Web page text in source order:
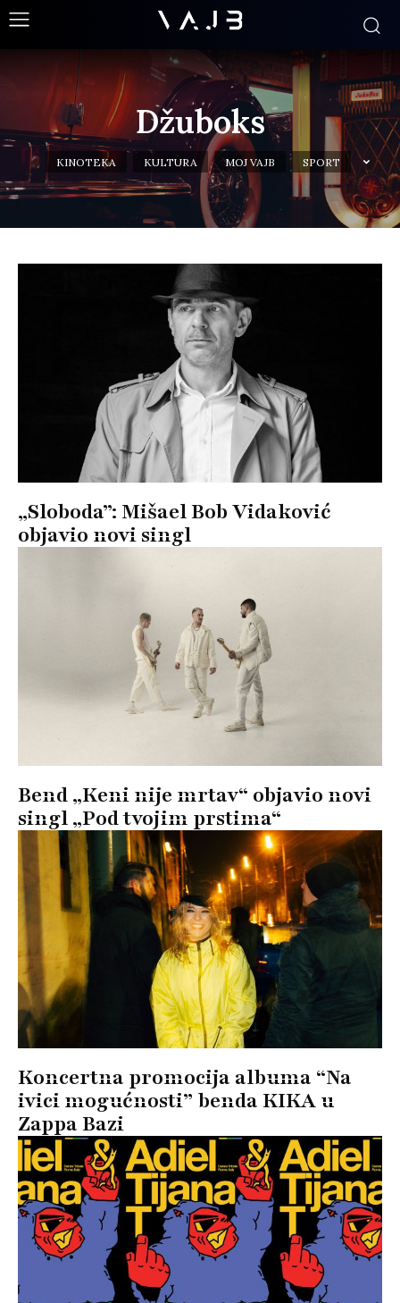
Džuboks
KINOTEKA KULTURA MOJ VAJB SPORT
„Sloboda”: Mišael Bob Vidaković
objavio novi singl
Bend „Keni nije mrtav“ objavio novi
singl „Pod tvojim prstima“
Koncertna promocija albuma “Na
ivici mogućnosti” benda KIKA u
Zappa Bazi